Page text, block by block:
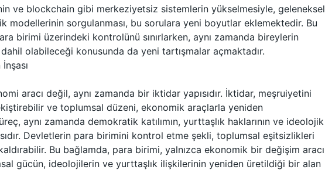
ve blockchain gibi merkeziyetsiz sistemlerin yükselmesiyle, geleneksel
modellerinin sorgulanması, bu sorulara yeni boyutlar eklemektedir. Bu
birimi üzerindeki kontrolünü sınırlarken, aynı zamanda bireylerin
olabileceği konusunda da yeni tartışmalar açmaktadır.
aracı değil, aynı zamanda bir iktidar yapısıdır. İktidar, meşruiyetini
ve toplumsal düzeni, ekonomik araçlarla yeniden
aynı zamanda demokratik katılımın, yurttaşlık haklarının ve ideolojik
Devletlerin para birimini kontrol etme şekli, toplumsal eşitsizlikleri
Bu bağlamda, para birimi, yalnızca ekonomik bir değişim aracı
gücün, ideolojilerin ve yurttaşlık ilişkilerinin yeniden üretildiği bir alan